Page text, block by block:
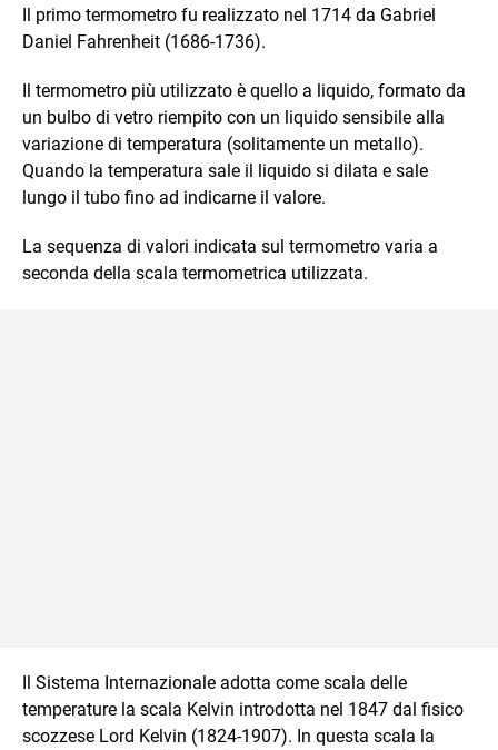
Il primo termometro fu realizzato nel 1714 da Gabriel
Daniel Fahrenheit (1686-1736).
Il termometro più utilizzato è quello a liquido, formato da
un bulbo di vetro riempito con un liquido sensibile alla
variazione di temperatura (solitamente un metallo).
Quando la temperatura sale il liquido si dilata e sale
lungo il tubo fino ad indicarne il valore.
La sequenza di valori indicata sul termometro varia a
seconda della scala termometrica utilizzata.
Il Sistema Internazionale adotta come scala delle
temperature la scala Kelvin introdotta nel 1847 dal fisico
scozzese Lord Kelvin (1824-1907). In questa scala la